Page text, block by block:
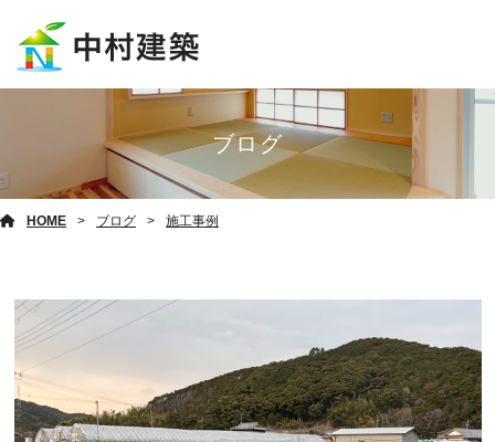
ブログ
HOME ブログ 施工事例